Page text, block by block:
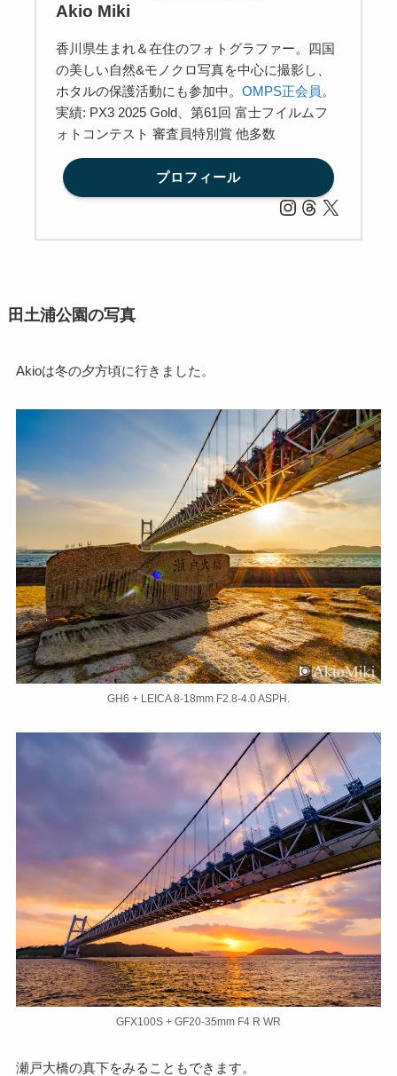
Akio Miki
香川県生まれ＆在住のフォトグラファー。四国
の美しい自然&モノクロ写真を中心に撮影し、
ホタルの保護活動にも参加中。OMPS正会員 。
実績: PX3 2025 Gold、第61回 富士フイルムフ
ォトコンテスト 審査員特別賞 他多数
プロフィール
田土浦公園の写真
Akioは冬の夕方頃に行きました。
GH6 + LEICA 8-18mm F2.8-4.0 ASPH.
GFX100S + GF20-35mm F4 R WR
瀬戸大橋の真下をみることもできます。